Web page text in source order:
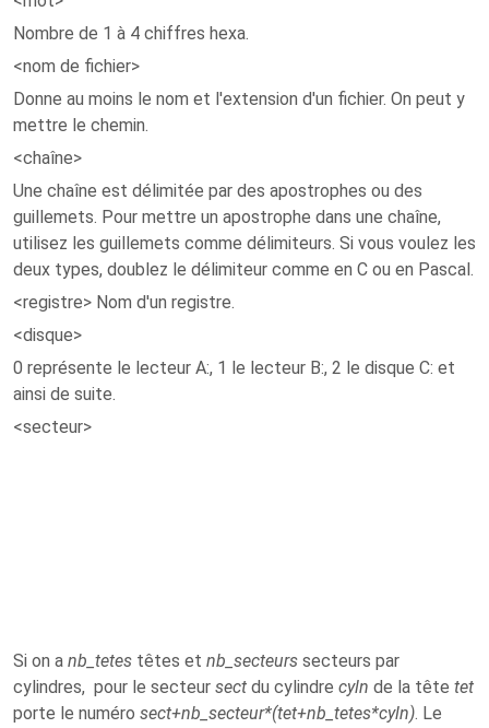
Nombre de 1 à 4 chiffres hexa.
<nom de fichier>
Donne au moins le nom et l'extension d'un fichier. On peut y
mettre le chemin.
<chaîne>
Une chaîne est délimitée par des apostrophes ou des
guillemets. Pour mettre un apostrophe dans une chaîne,
utilisez les guillemets comme délimiteurs. Si vous voulez les
deux types, doublez le délimiteur comme en C ou en Pascal.
<registre> Nom d'un registre.
<disque>
0 représente le lecteur A:, 1 le lecteur B:, 2 le disque C: et
ainsi de suite.
<secteur>
Si on a nb_tetes têtes et nb_secteurs secteurs par
cylindres, pour le secteur sect du cylindre cyln de la tête tet
porte le numéro sect+nb_secteur*(tet+nb_tetes*cyln). Le